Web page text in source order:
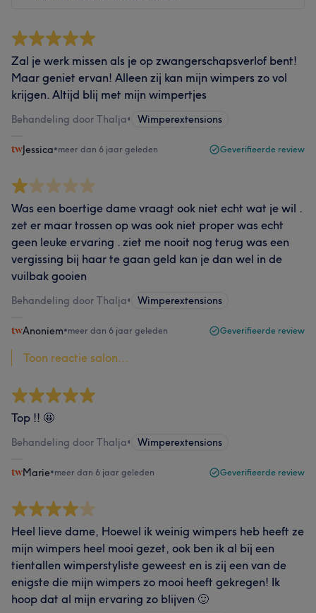
Zal je werk missen als je op zwangerschapsverlof bent!
Maar geniet ervan! Alleen zij kan mijn wimpers zo vol
krijgen. Altijd blij met mijn wimpertjes
Behandeling door Thalja• Wimperextensions
Jessica•meer dan 6 jaar geleden Geverifieerde review
Was een boertige dame vraagt ook niet echt wat je wil .
zet er maar trossen op was ook niet proper was echt
geen leuke ervaring . ziet me nooit nog terug was een
vergissing bij haar te gaan geld kan je dan wel in de
vuilbak gooien
Behandeling door Thalja• Wimperextensions
Anoniem•meer dan 6 jaar geleden Geverifieerde review
Toon reactie salon...
Top !! 🤩
Behandeling door Thalja• Wimperextensions
Marie•meer dan 6 jaar geleden Geverifieerde review
Heel lieve dame, Hoewel ik weinig wimpers heb heeft ze
mijn wimpers heel mooi gezet, ook ben ik al bij een
tientallen wimperstyliste geweest en is zij een van de
enigste die mijn wimpers zo mooi heeft gekregen! Ik
hoop dat al mijn ervaring zo blijven 🙂